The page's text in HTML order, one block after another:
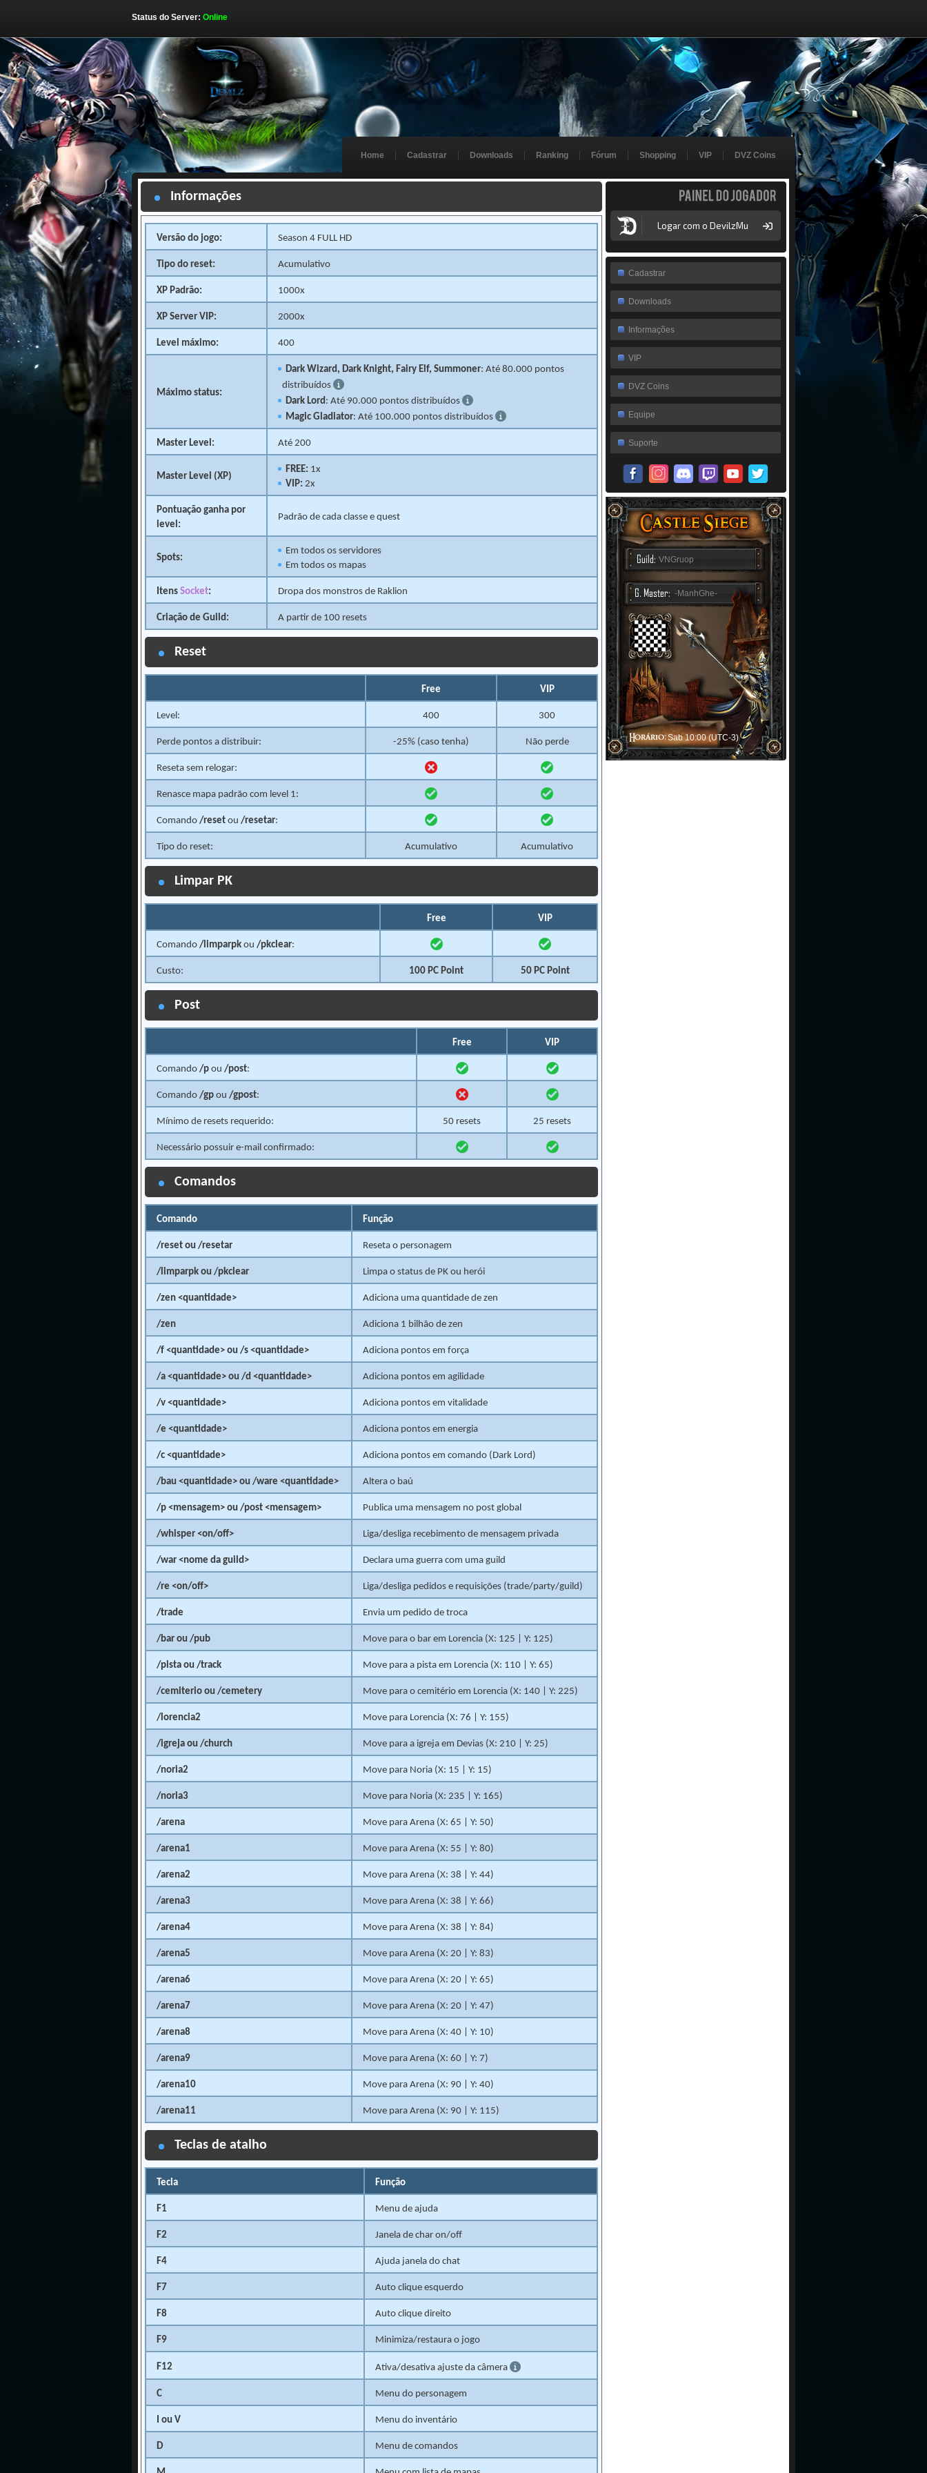
Status do Server: Online
Home Cadastrar Downloads Ranking Fórum Shopping VIP DVZ Coins
Informações
Versão do jogo: Season 4 FULL HD
Tipo do reset: Acumulativo
XP Padrão: 1000x
XP Server VIP: 2000x
Level máximo: 400
Máximo status:
Dark Wizard, Dark Knight, Fairy Elf, Summoner: Até 80.000 pontos
distribuídos
Dark Lord: Até 90.000 pontos distribuídos
Magic Gladiator: Até 100.000 pontos distribuídos
Master Level: Até 200
Master Level (XP)
FREE: 1x
VIP: 2x
Pontuação ganha por
level:
Padrão de cada classe e quest
Spots:
Em todos os servidores
Em todos os mapas
Itens Socket: Dropa dos monstros de Raklion
Criação de Guild: A partir de 100 resets
Reset
Free VIP
Level: 400 300
Perde pontos a distribuir: -25% (caso tenha) Não perde
Reseta sem relogar:
Renasce mapa padrão com level 1:
Comando /reset ou /resetar:
Tipo do reset: Acumulativo Acumulativo
Limpar PK
Free VIP
Comando /limparpk ou /pkclear:
Custo: 100 PC Point 50 PC Point
Post
Free VIP
Comando /p ou /post:
Comando /gp ou /gpost:
Mínimo de resets requerido: 50 resets 25 resets
Necessário possuir e-mail confirmado:
Comandos
Comando Função
/reset ou /resetar Reseta o personagem
/limparpk ou /pkclear Limpa o status de PK ou herói
/zen <quantidade> Adiciona uma quantidade de zen
/zen Adiciona 1 bilhão de zen
/f <quantidade> ou /s <quantidade> Adiciona pontos em força
/a <quantidade> ou /d <quantidade> Adiciona pontos em agilidade
/v <quantidade> Adiciona pontos em vitalidade
/e <quantidade> Adiciona pontos em energia
/c <quantidade> Adiciona pontos em comando (Dark Lord)
/bau <quantidade> ou /ware <quantidade> Altera o baú
/p <mensagem> ou /post <mensagem> Publica uma mensagem no post global
/whisper <on/off> Liga/desliga recebimento de mensagem privada
/war <nome da guild> Declara uma guerra com uma guild
/re <on/off> Liga/desliga pedidos e requisições (trade/party/guild)
/trade Envia um pedido de troca
/bar ou /pub Move para o bar em Lorencia (X: 125 | Y: 125)
/pista ou /track Move para a pista em Lorencia (X: 110 | Y: 65)
/cemiterio ou /cemetery Move para o cemitério em Lorencia (X: 140 | Y: 225)
/lorencia2 Move para Lorencia (X: 76 | Y: 155)
/igreja ou /church Move para a igreja em Devias (X: 210 | Y: 25)
/noria2 Move para Noria (X: 15 | Y: 15)
/noria3 Move para Noria (X: 235 | Y: 165)
/arena Move para Arena (X: 65 | Y: 50)
/arena1 Move para Arena (X: 55 | Y: 80)
/arena2 Move para Arena (X: 38 | Y: 44)
/arena3 Move para Arena (X: 38 | Y: 66)
/arena4 Move para Arena (X: 38 | Y: 84)
/arena5 Move para Arena (X: 20 | Y: 83)
/arena6 Move para Arena (X: 20 | Y: 65)
/arena7 Move para Arena (X: 20 | Y: 47)
/arena8 Move para Arena (X: 40 | Y: 10)
/arena9 Move para Arena (X: 60 | Y: 7)
/arena10 Move para Arena (X: 90 | Y: 40)
/arena11 Move para Arena (X: 90 | Y: 115)
Teclas de atalho
Tecla Função
F1 Menu de ajuda
F2 Janela de char on/off
F4 Ajuda janela do chat
F7 Auto clique esquerdo
F8 Auto clique direito
F9 Minimiza/restaura o jogo
F12 Ativa/desativa ajuste da câmera
C Menu do personagem
I ou V Menu do inventário
D Menu de comandos
Logar com o DevilzMu
Cadastrar
Downloads
Informações
VIP
DVZ Coins
Equipe
Suporte
VNGruop
-ManhGhe-
Sab 10:00 (UTC-3)